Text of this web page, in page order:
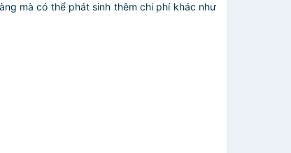
mà có thể phát sinh thêm chi phí khác như